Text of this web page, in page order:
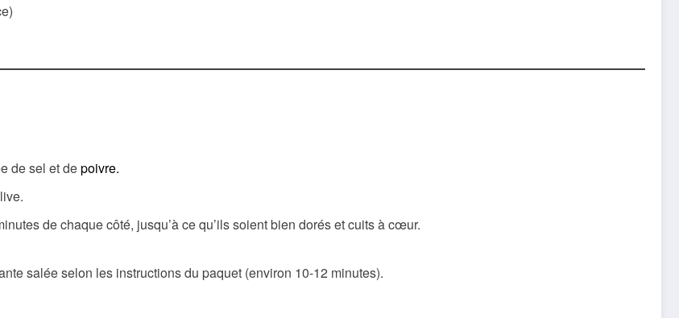
de sel et depoivre.
de chaque côté, jusqu’à ce qu’ils soient bien dorés et cuits à cœur.
salée selon les instructions du paquet (environ 10-12 minutes).